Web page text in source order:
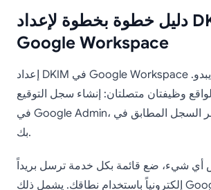
دليل خطوة بخطوة لإعداد DKIM في
Google Workspace
إعداد DKIM في Google Workspace أقل غموضاً مما يبدو.
وظيفتان متصلتان: إنشاء سجل التوقيع
في Google Admin، ثم نشر السجل المطابق في DNS الخاص
بك.
أي شيء، ضع قائمة بكل خدمة ترسل بريداً
إلكترونياً باستخدام نطاقك. يشمل ذلك Google Workspace